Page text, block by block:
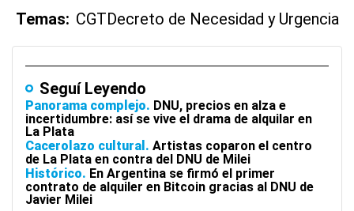
Temas: CGTDecreto de Necesidad y Urgencia
Seguí Leyendo
Panorama complejo DNU, precios en alza e
incertidumbre: así se vive el drama de alquilar en
La Plata
Cacerolazo cultural
Artistas coparon el centro
de La Plata en contra del DNU de Milei
Histórico En Argentina se firmó el primer
contrato de alquiler en Bitcoin gracias al DNU de
Javier Milei